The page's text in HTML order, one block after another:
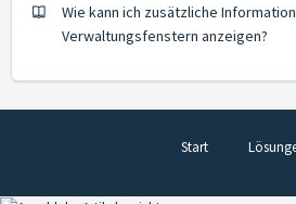
Wie kann ich zusätzliche
Verwaltungsfenstern anzeigen?
Start